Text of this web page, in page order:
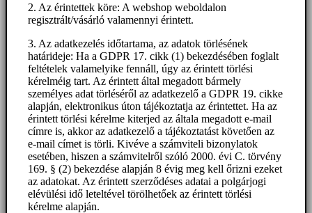
2. Az érintettek köre: A webshop weboldalon
regisztrált/vásárló valamennyi érintett.
3. Az adatkezelés időtartama, az adatok törlésének
határideje: Ha a GDPR 17. cikk (1) bekezdésében foglalt
feltételek valamelyike fennáll, úgy az érintett törlési
kérelméig tart. Az érintett által megadott bármely
személyes adat törléséről az adatkezelő a GDPR 19. cikke
alapján, elektronikus úton tájékoztatja az érintettet. Ha az
érintett törlési kérelme kiterjed az általa megadott e-mail
címre is, akkor az adatkezelő a tájékoztatást követően az
e-mail címet is törli. Kivéve a számviteli bizonylatok
esetében, hiszen a számvitelről szóló 2000. évi C. törvény
169. § (2) bekezdése alapján 8 évig meg kell őrizni ezeket
az adatokat. Az érintett szerződéses adatai a polgárjogi
elévülési idő leteltével törölhetőek az érintett törlési
kérelme alapján.